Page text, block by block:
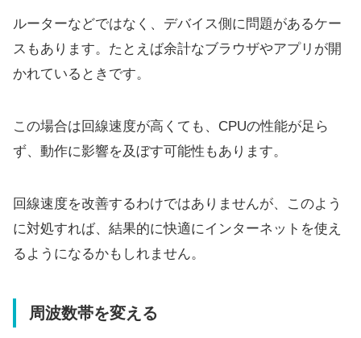
ルーターなどではなく、デバイス側に問題があるケー
スもあります。たとえば余計なブラウザやアプリが開
かれているときです。
この場合は回線速度が高くても、CPUの性能が足ら
ず、動作に影響を及ぼす可能性もあります。
回線速度を改善するわけではありませんが、このよう
に対処すれば、結果的に快適にインターネットを使え
るようになるかもしれません。
周波数帯を変える